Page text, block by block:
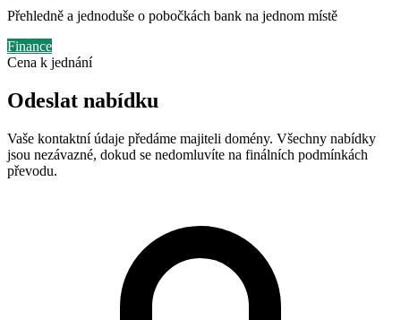
Přehledně a jednoduše o pobočkách bank na jednom místě
Finance
Cena k jednání
Odeslat nabídku
Vaše kontaktní údaje předáme majiteli domény. Všechny nabídky
jsou nezávazné, dokud se nedomluvíte na finálních podmínkách
převodu.